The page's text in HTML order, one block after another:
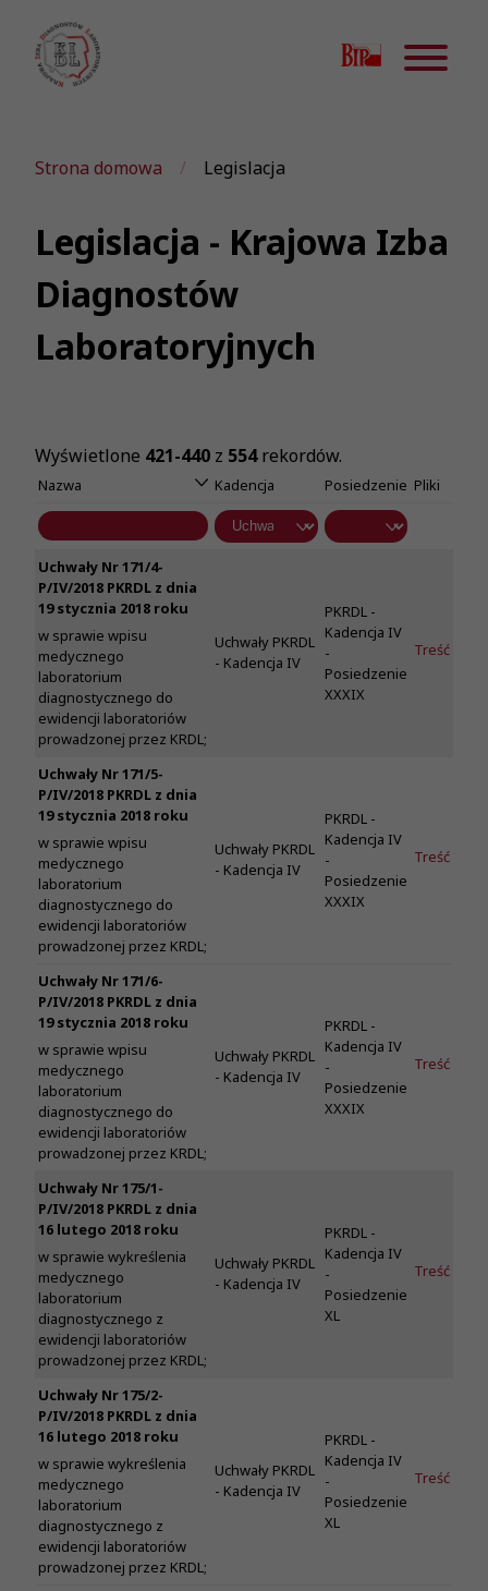
Strona domowa Legislacja
Legislacja - Krajowa Izba
Diagnostów
Laboratoryjnych
Wyświetlone 421-440 z 554rekordów.
Nazwa Kadencja Posiedzenie Pliki
Uchwały Nr 171/4-
P/IV/2018 PKRDL z dnia
19 stycznia 2018 roku
w sprawie wpisu
medycznego
laboratorium
diagnostycznego do
ewidencji laboratoriów
prowadzonej przez KRDL;
Uchwały PKRDL
- Kadencja IV
PKRDL -
Kadencja IV
-
Posiedzenie
XXXIX
Treść
Uchwały Nr 171/5-
P/IV/2018 PKRDL z dnia
19 stycznia 2018 roku
w sprawie wpisu
medycznego
laboratorium
diagnostycznego do
ewidencji laboratoriów
prowadzonej przez KRDL;
Uchwały PKRDL
- Kadencja IV
PKRDL -
Kadencja IV
-
Posiedzenie
XXXIX
Treść
Uchwały Nr 171/6-
P/IV/2018 PKRDL z dnia
19 stycznia 2018 roku
w sprawie wpisu
medycznego
laboratorium
diagnostycznego do
ewidencji laboratoriów
prowadzonej przez KRDL;
Uchwały PKRDL
- Kadencja IV
PKRDL -
Kadencja IV
-
Posiedzenie
XXXIX
Treść
Uchwały Nr 175/1-
P/IV/2018 PKRDL z dnia
16 lutego 2018 roku
w sprawie wykreślenia
medycznego
laboratorium
diagnostycznego z
ewidencji laboratoriów
prowadzonej przez KRDL;
Uchwały PKRDL
- Kadencja IV
PKRDL -
Kadencja IV
-
Posiedzenie
XL
Treść
Uchwały Nr 175/2-
P/IV/2018 PKRDL z dnia
16 lutego 2018 roku
w sprawie wykreślenia
medycznego
laboratorium
diagnostycznego z
ewidencji laboratoriów
prowadzonej przez KRDL;
Uchwały PKRDL
- Kadencja IV
PKRDL -
Kadencja IV
-
Posiedzenie
XL
Treść